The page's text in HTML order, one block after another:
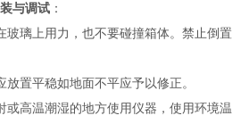
与调试 ：
璃上用力，也不要碰撞箱体。禁止倒置
置平稳如地面不平应予以修正。
高温潮湿的地方使用仪器，使用环境温